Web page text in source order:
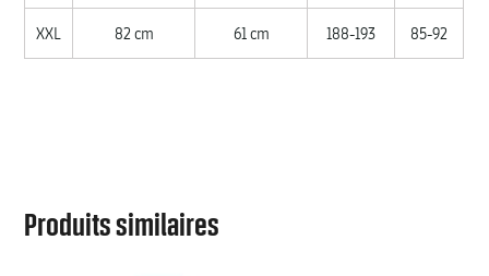
XXL 82 cm 61 cm 188-193 85-92
Produits similaires